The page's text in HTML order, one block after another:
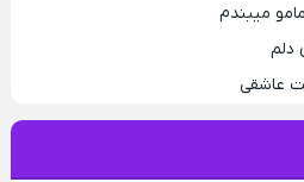
میبندم
دلم
عاشقی